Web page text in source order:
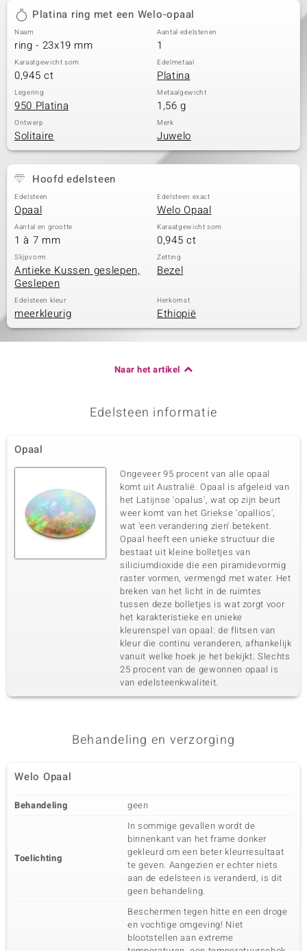
Platina ring met een Welo-opaal
Naam
ring - 23x19 mm
Aantal edelstenen
1
Karaatgewicht som
0,945 ct
Edelmetaal
Platina
Legering
950 Platina
Metaalgewicht
1,56 g
Ontwerp
Solitaire
Merk
Juwelo
Hoofd edelsteen
Edelsteen
Opaal
Edelsteen exact
Welo Opaal
Aantal en grootte
1 à 7 mm
Karaatgewicht som
0,945 ct
Slijpvorm
Antieke Kussen geslepen,
Geslepen
Zetting
Bezel
Edelsteen kleur
meerkleurig
Herkomst
Ethiopië
Naar het artikel
Edelsteen informatie
Opaal
Ongeveer 95 procent van alle opaal
komt uit Australië. Opaal is afgeleid van
het Latijnse 'opalus', wat op zijn beurt
weer komt van het Griekse 'opallios',
wat 'een verandering zien' betekent.
Opaal heeft een unieke structuur die
bestaat uit kleine bolletjes van
siliciumdioxide die een piramidevormig
raster vormen, vermengd met water. Het
breken van het licht in de ruimtes
tussen deze bolletjes is wat zorgt voor
het karakteristieke en unieke
kleurenspel van opaal: de flitsen van
kleur die continu veranderen, afhankelijk
vanuit welke hoek je het bekijkt. Slechts
25 procent van de gewonnen opaal is
van edelsteenkwaliteit.
Behandeling en verzorging
Welo Opaal
Behandeling geen
Toelichting
In sommige gevallen wordt de
binnenkant van het frame donker
gekleurd om een beter kleurresultaat
te geven. Aangezien er echter niets
aan de edelsteen is veranderd, is dit
geen behandeling.
Beschermen tegen hitte en een droge
en vochtige omgeving! Niet
blootstellen aan extreme